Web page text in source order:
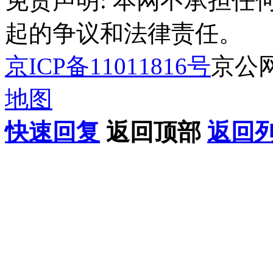
起的争议和法律责任。
京ICP备11011816号京公
地图
快速回复 返回顶部 返回